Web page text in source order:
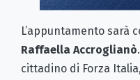
L’appuntamento sarà
Raffaella Accroglianò
cittadino di Forza